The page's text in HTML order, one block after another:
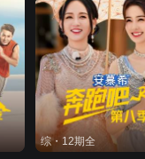
综・12期全